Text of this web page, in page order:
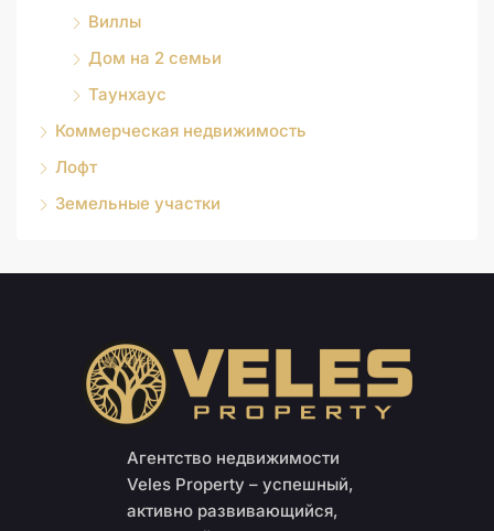
Виллы
Дом на 2 семьи
Таунхаус
Коммерческая недвижимость
Лофт
Земельные участки
Агентство недвижимости
Veles Property – успешный,
активно развивающийся,